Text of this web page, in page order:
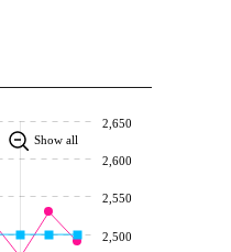
2,500
2,550
2,600
2,650
Show all